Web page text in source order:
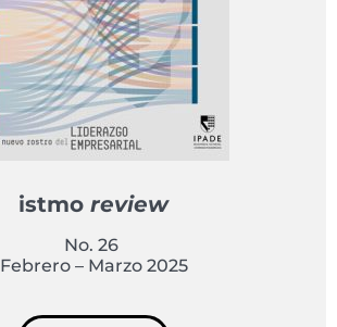
istmo review
No. 26
Febrero – Marzo 2025